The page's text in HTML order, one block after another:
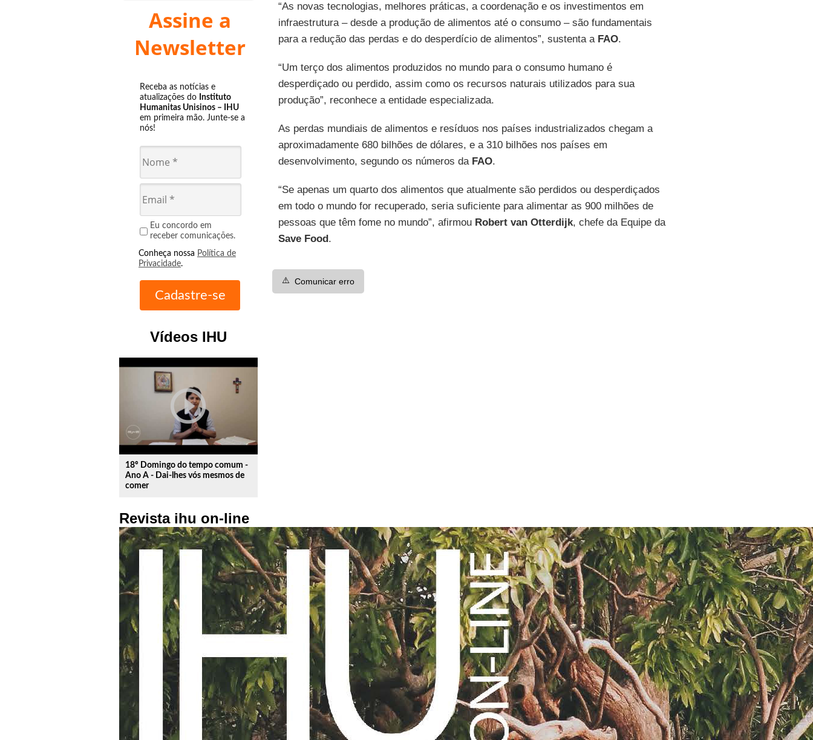
Assine a
Newsletter
Receba as notícias e
atualizações do Instituto
Humanitas Unisinos – IHU
em primeira mão. Junte-se a
nós!
Eu concordo em
receber comunicações.
Conheça nossa Política de
Privacidade.
Vídeos IHU
play_circle_outline
18º Domingo do tempo comum -
Ano A - Dai-lhes vós mesmos de
comer
Revista ihu on-line
“As novas tecnologias, melhores práticas, a coordenação e os investimentos em
infraestrutura – desde a produção de alimentos até o consumo – são fundamentais
para a redução das perdas e do desperdício de alimentos”, sustenta a FAO.
“Um terço dos alimentos produzidos no mundo para o consumo humano é
desperdiçado ou perdido, assim como os recursos naturais utilizados para sua
produção”, reconhece a entidade especializada.
As perdas mundiais de alimentos e resíduos nos países industrializados chegam a
aproximadamente 680 bilhões de dólares, e a 310 bilhões nos países em
desenvolvimento, segundo os números daFAO.
“Se apenas um quarto dos alimentos que atualmente são perdidos ou desperdiçados
em todo o mundo for recuperado, seria suficiente para alimentar as 900 milhões de
pessoas que têm fome no mundo”, afirmou Robert van Otterdijk, chefe da Equipe da
Save Food.
⚠️ Comunicar erro